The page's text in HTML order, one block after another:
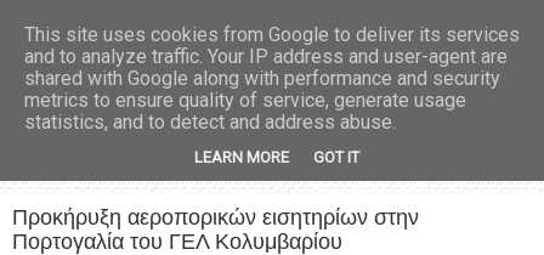
Προκήρυξη αεροπορικών εισητηρίων στην
Πορτογαλία του ΓΕΛ Κολυμβαρίου
This site uses cookies from Google to deliver its services
and to analyze traffic. Your IP address and user-agent are
shared with Google along with performance and security
metrics to ensure quality of service, generate usage
statistics, and to detect and address abuse.
LEARN MORE GOT IT